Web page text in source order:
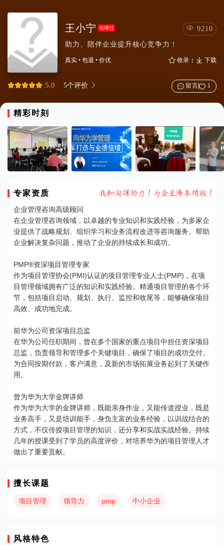
王小宁 信得过  9210
助力、陪伴企业提升核心竞争力！
真实 • 包退 • 价优  收录  下载
5.0 5个评价  留言 1
精彩时刻
专家资质       
企业管理咨询高级顾问
在企业管理咨询领域，以卓越的专业知识和实践经验，为多家企
业提供了战略规划、组织学习和业务流程改进等咨询服务。帮助
企业解决复杂问题，推动了企业的持续成长和成功。
PMP®资深项目管理专家
作为项目管理协会(PMI)认证的项目管理专业人士(PMP)，在项
目管理领域拥有广泛的知识和实践经验。精通项目管理的各个环
节，包括项目启动、规划、执行、监控和收尾等，能够确保项目
高效、成功地完成。
前华为公司资深项目总监
在华为公司任职期间，曾在多个国家的重点项目中担任资深项目
总监，负责领导和管理多个关键项目，确保了项目的成功交付。
为合同按期付款，客户满意，及新的市场拓展业务起到了关键作
用。
曾为华为大学金牌讲师
作为华为大学的金牌讲师，既能亲身作业，又能传道授业，既是
业务高手，又是培训能手，身负主富的业务经验，以训战结合的
方式，不仅传授项目管理的知识，还分享和实战实战经验。持续
几年的授课受到了学员的高度评价，对培养华为的项目管理人才
做出了重要贡献。
擅长课题
项目管理 领导力 pmp 中小企业
风格特色